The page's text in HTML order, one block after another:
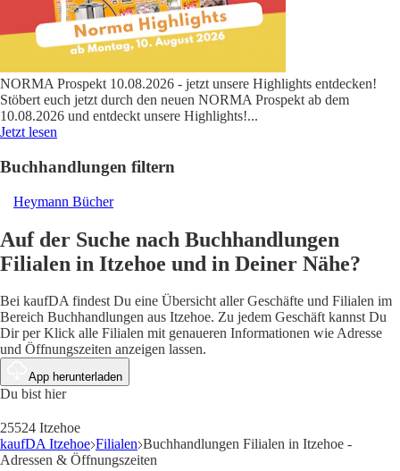
NORMA Prospekt 10.08.2026 - jetzt unsere Highlights entdecken!
Stöbert euch jetzt durch den neuen NORMA Prospekt ab dem
10.08.2026 und entdeckt unsere Highlights!...
Jetzt lesen
Buchhandlungen filtern
Heymann Bücher
Auf der Suche nach Buchhandlungen
Filialen in Itzehoe und in Deiner Nähe?
Bei kaufDA findest Du eine Übersicht aller Geschäfte und Filialen im
Bereich Buchhandlungen aus Itzehoe. Zu jedem Geschäft kannst Du
Dir per Klick alle Filialen mit genaueren Informationen wie Adresse
und Öffnungszeiten anzeigen lassen.
App herunterladen
Du bist hier
25524 Itzehoe
kaufDA Itzehoe Filialen Buchhandlungen Filialen in Itzehoe -
Adressen & Öffnungszeiten